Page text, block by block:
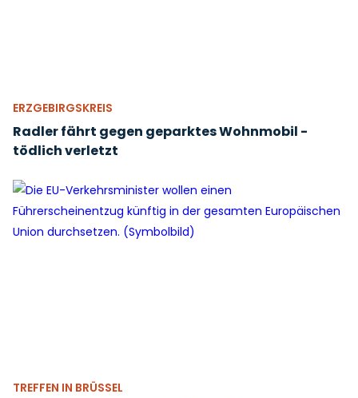
ERZGEBIRGSKREIS
Radler fährt gegen geparktes Wohnmobil -
tödlich verletzt
TREFFEN IN BRÜSSEL